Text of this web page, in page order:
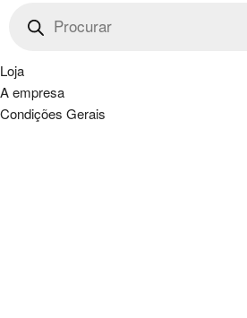
search
Loja
A empresa
Condições Gerais